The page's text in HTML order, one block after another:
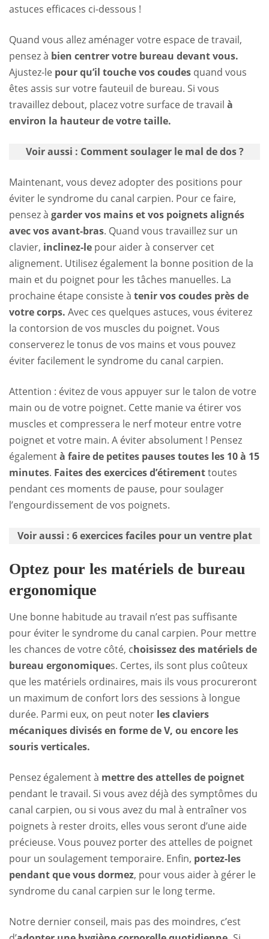
astuces efficaces ci-dessous !
Quand vous allez aménager votre espace de travail,
pensez à bien centrer votre bureau devant vous.
Ajustez-le pour qu’il touche vos coudes quand vous
êtes assis sur votre fauteuil de bureau. Si vous
travaillez debout, placez votre surface de travail à
environ la hauteur de votre taille.
Voir aussi : Comment soulager le mal de dos ?
Maintenant, vous devez adopter des positions pour
éviter le syndrome du canal carpien. Pour ce faire,
pensez à garder vos mains et vos poignets alignés
avec vos avant-bras. Quand vous travaillez sur un
clavier, inclinez-le pour aider à conserver cet
alignement. Utilisez également la bonne position de la
main et du poignet pour les tâches manuelles. La
prochaine étape consiste à tenir vos coudes près de
votre corps. Avec ces quelques astuces, vous éviterez
la contorsion de vos muscles du poignet. Vous
conserverez le tonus de vos mains et vous pouvez
éviter facilement le syndrome du canal carpien.
Attention : évitez de vous appuyer sur le talon de votre
main ou de votre poignet. Cette manie va étirer vos
muscles et compressera le nerf moteur entre votre
poignet et votre main. A éviter absolument ! Pensez
égalementà faire de petites pauses toutes les 10 à 15
minutes. Faites des exercices d’étirementtoutes
pendant ces moments de pause, pour soulager
l’engourdissement de vos poignets.
Voir aussi : 6 exercices faciles pour un ventre plat
Optez pour les matériels de bureau
ergonomique
Une bonne habitude au travail n’est pas suffisante
pour éviter le syndrome du canal carpien. Pour mettre
les chances de votre côté, choisissez des matériels de
bureau ergonomiques. Certes, ils sont plus coûteux
que les matériels ordinaires, mais ils vous procureront
un maximum de confort lors des sessions à longue
durée. Parmi eux, on peut noter les claviers
mécaniques divisés en forme de V, ou encore les
souris verticales.
Pensez également à mettre des attelles de poignet
pendant le travail. Si vous avez déjà des symptômes du
canal carpien, ou si vous avez du mal à entraîner vos
poignets à rester droits, elles vous seront d’une aide
précieuse. Vous pouvez porter des attelles de poignet
pour un soulagement temporaire. Enfin, portez-les
pendant que vous dormez, pour vous aider à gérer le
syndrome du canal carpien sur le long terme.
Notre dernier conseil, mais pas des moindres, c’est